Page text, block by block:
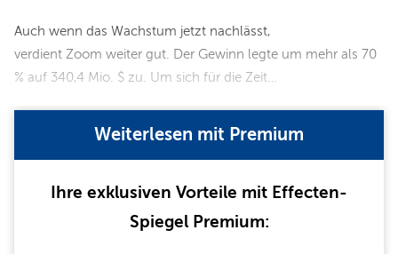
Auch wenn das Wachstum jetzt nachlässt,
verdient Zoom weiter gut. Der Gewinn legte um mehr als 70
% auf 340,4 Mio. $ zu. Um sich für die Zeit…
Weiterlesen mit Premium
Ihre exklusiven Vorteile mit Effecten-
Spiegel Premium: